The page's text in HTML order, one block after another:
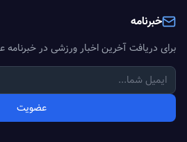
خبرنامه
برای دریافت آخرین اخبار ورزشی در
عضویت